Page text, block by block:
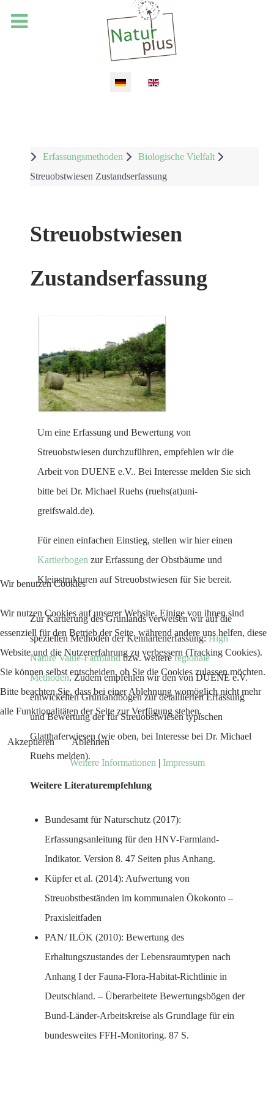
Erfassungsmethoden
Biologische Vielfalt
Streuobstwiesen Zustandserfassung
Streuobstwiesen
Zustandserfassung
Um eine Erfassung und Bewertung von
Streuobstwiesen durchzuführen, empfehlen wir die
Arbeit von DUENE e.V.. Bei Interesse melden Sie sich
bitte bei Dr. Michael Ruehs (ruehs(at)uni-
greifswald.de).
Für einen einfachen Einstieg, stellen wir hier einen
Kartierbogen zur Erfassung der Obstbäume und
Kleinstrukturen auf Streuobstwiesen für Sie bereit.
Zur Kartierung des Grünlands verweisen wir auf die
speziellen Methoden der Kennartenerfassung:High
Nature Value-Farmlandbzw. weitereregionale
Methoden. Zudem empfehlen wir den von DUENE e.V.
entwickelten Grünlandbogen zur detaillierten Erfassung
und Bewertung der für Streuobstwiesen typischen
Glatthaferwiesen (wie oben, bei Interesse bei Dr. Michael
Ruehs melden).
Weitere Literaturempfehlung
Bundesamt für Naturschutz (2017):
Erfassungsanleitung für den HNV-Farmland-
Indikator. Version 8. 47 Seiten plus Anhang.
Küpfer et al. (2014): Aufwertung von
Streuobstbeständen im kommunalen Ökokonto –
Praxisleitfaden
PAN/ ILÖK (2010): Bewertung des
Erhaltungszustandes der Lebensraumtypen nach
Anhang I der Fauna-Flora-Habitat-Richtlinie in
Deutschland. – Überarbeitete Bewertungsbögen der
Bund-Länder-Arbeitskreise als Grundlage für ein
bundesweites FFH-Monitoring. 87 S.
Wir benutzen Cookies
Wir nutzen Cookies auf unserer Website. Einige von ihnen sind
essenziell für den Betrieb der Seite, während andere uns helfen, diese
Website und die Nutzererfahrung zu verbessern (Tracking Cookies).
Sie können selbst entscheiden, ob Sie die Cookies zulassen möchten.
Bitte beachten Sie, dass bei einer Ablehnung womöglich nicht mehr
alle Funktionalitäten der Seite zur Verfügung stehen.
Akzeptieren
Ablehnen
Weitere Informationen | Impressum